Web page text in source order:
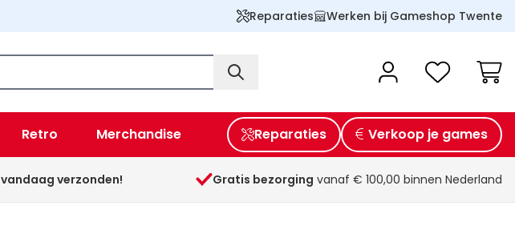
Reparaties Werken bij Gameshop Twente
Retro Merchandise Reparaties Verkoop je games
vandaag verzonden! Gratis bezorging vanaf € 100,00 binnen Nederland